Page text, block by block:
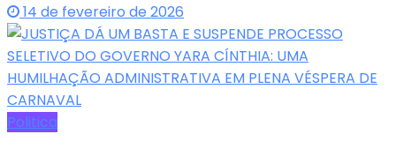
14 de fevereiro de 2026
Politica